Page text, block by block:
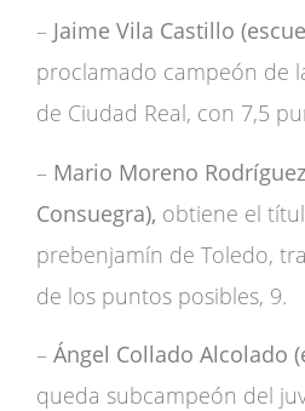
– Jaime Vila Castillo
proclamado campeón de
de Ciudad Real, con 7,5
– Mario Moreno
Consuegra), obtiene el
prebenjamín de Toledo,
de los puntos posibles, 9.
– Ángel Collado Alcolado
queda subcampeón del